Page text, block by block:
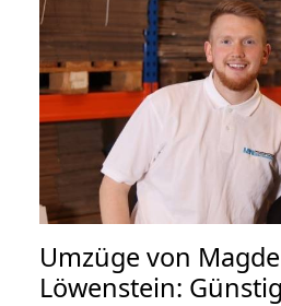
Umzüge von
Löwenstein: